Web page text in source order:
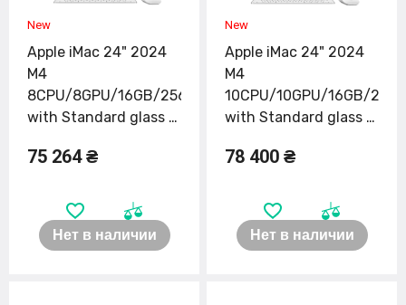
Apple iMac 24" 2024
M4
8CPU/8GPU/16GB/256GB
with Standard glass -
75 264 ₴
Нет в наличии
Apple iMac 24" 2024
M4
10CPU/10GPU/16GB/
with Standard glass -
78 400 ₴
Нет в наличии